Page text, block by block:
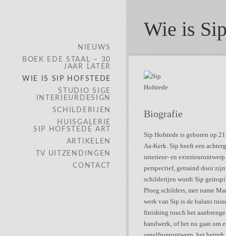
NIEUWS
BOEK EDE STAAL – 30
JAAR LATER
WIE IS SIP HOFSTEDE
STUDIO SIGE
INTERIEURDESIGN
SCHILDERIJEN
HUISGALERIE
SIP HOFSTEDE ART
ARTIKELEN
TV UITZENDINGEN
CONTACT
Wie is
Biografie
Sip Hofstede is geboren op
Aa-Kerk. Sip heeft een
interieur- en
perspectief, getraind door
schilderijen wordt Sip
Ploeg schilders, met name
werk van Sip is de balans
finishing touch het
handwerk, of het nu gaat om